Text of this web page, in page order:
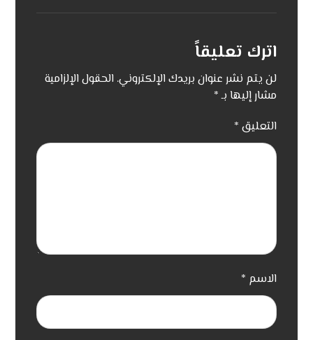
اترك تعليقاً
لن يتم نشر عنوان بريدك الإلكتروني. الحقول الإلزامية
مشار إليها بـ*
التعليق *
الاسم *